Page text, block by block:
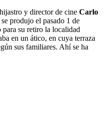
y director de cine Carlo
produjo el pasado 1 de
su retiro la localidad
en un ático, en cuya terraza
sus familiares. Ahí se ha